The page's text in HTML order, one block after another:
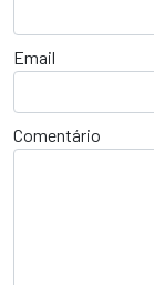
Email
Comentário